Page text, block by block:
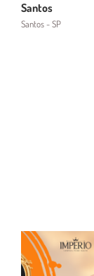
Santos
Santos - SP